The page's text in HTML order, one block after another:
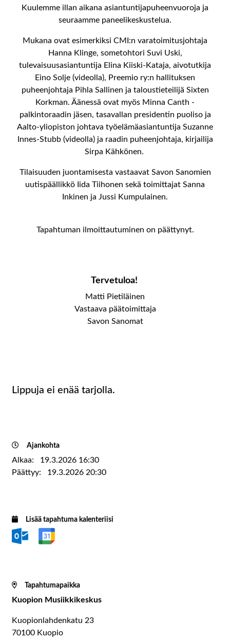
Kuulemme illan aikana asiantuntijapuheenvuoroja ja
seuraamme paneelikeskustelua.
Mukana ovat esimerkiksi CMI:n varatoimitusjohtaja
Hanna Klinge, sometohtori Suvi Uski,
tulevaisuusasiantuntija Elina Kiiski-Kataja, aivotutkija
Eino Solje (videolla), Preemio ry:n hallituksen
puheenjohtaja Pihla Sallinen ja taloustieteilijä Sixten
Korkman. Äänessä ovat myös Minna Canth -
palkintoraadin jäsen, tasavallan presidentin puoliso ja
Aalto-yliopiston johtava työelämäasiantuntija Suzanne
Innes-Stubb (videolla) ja raadin puheenjohtaja, kirjailija
Sirpa Kähkönen.
Tilaisuuden juontamisesta vastaavat Savon Sanomien
uutispäällikkö Iida Tiihonen sekä toimittajat Sanna
Inkinen ja Jussi Kumpulainen.
Tapahtuman ilmoittautuminen on päättynyt.
Tervetuloa!
Matti Pietiläinen
Vastaava päätoimittaja
Savon Sanomat
Lippuja ei enää tarjolla.
Ajankohta
Alkaa: 19.3.2026 16:30
Päättyy: 19.3.2026 20:30
Lisää tapahtuma kalenteriisi
Tapahtumapaikka
Kuopion Musiikkikeskus
Kuopionlahdenkatu 23
70100 Kuopio